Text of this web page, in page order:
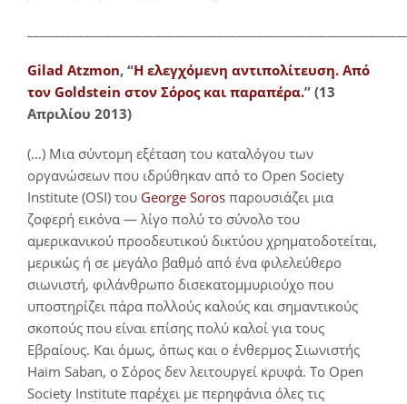
Gilad Atzmon, “Η ελεγχόμενη αντιπολίτευση. Από
τον Goldstein στον Σόρος και παραπέρα.” (13
Απριλίου 2013)
(…) Μια σύντομη εξέταση του καταλόγου των
οργανώσεων που ιδρύθηκαν από το Open Society
Institute (OSI) του George Soros παρουσιάζει μια
ζοφερή εικόνα ― λίγο πολύ το σύνολο του
αμερικανικού προοδευτικού δικτύου χρηματοδοτείται,
μερικώς ή σε μεγάλο βαθμό από ένα φιλελεύθερο
σιωνιστή, φιλάνθρωπο δισεκατομμυριούχο που
υποστηρίζει πάρα πολλούς καλούς και σημαντικούς
σκοπούς που είναι επίσης πολύ καλοί για τους
Εβραίους. Και όμως, όπως και ο ένθερμος Σιωνιστής
Haim Saban, ο Σόρος δεν λειτουργεί κρυφά. Το Open
Society Institute παρέχει με περηφάνια όλες τις